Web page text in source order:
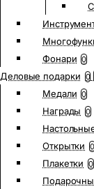
Фонари 0
Деловые подарки 0
Медали 0
Награды 0
Открытки
Плакетки 0